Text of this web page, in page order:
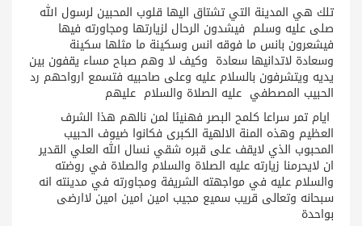
تلك هي المدينة التي تشتاق اليها قلوب المحبين لرسول الله
صلى عليه وسلم فيشدون الرحال لزيارتها ومجاورته فيها
فيشعرون بانس ما فوقه انس وسكينة ما مثلها سكينة
وسعادة لاتدانيها سعادة وكيف لا وهم صباح مساء يقفون بين
يديه ويتشرفون بالسلام عليه وعلى صاحبيه فتسمع ارواحهم رد
الحبيب المصطفي عليه الصلاة والسلام عليهم
ايام تمر سراعا كلمح البصر فهنيئا لمن نالهم هذا الشرف
العظيم وهذه المنة الالهية الكبرى فكانوا ضيوف الحبيب
المحبوب الذي لايقف على قبره شقي نسال الله العلي القدير
ان لايحرمنا زيارته عليه الصلاة والسلام والصلاة في روضته
والسلام عليه في مواجهته الشريفة ومجاورته في مدينته انه
سبحانه وتعالى قريب سميع مجيب امين امين امين لاارضى
بواحدة